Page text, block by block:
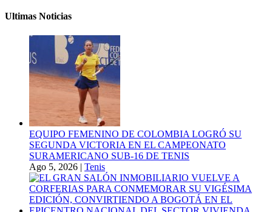
Ultimas Noticias
EQUIPO FEMENINO DE COLOMBIA LOGRÓ SU
SEGUNDA VICTORIA EN EL CAMPEONATO
SURAMERICANO SUB-16 DE TENIS
Ago 5, 2026 | Tenis